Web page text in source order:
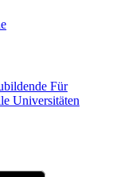
Für
Universitäten